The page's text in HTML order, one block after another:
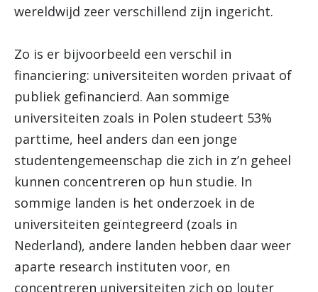
wereldwijd zeer verschillend zijn ingericht.
Zo is er bijvoorbeeld een verschil in
financiering: universiteiten worden privaat of
publiek gefinancierd. Aan sommige
universiteiten zoals in Polen studeert 53%
parttime, heel anders dan een jonge
studentengemeenschap die zich in z’n geheel
kunnen concentreren op hun studie. In
sommige landen is het onderzoek in de
universiteiten geïntegreerd (zoals in
Nederland), andere landen hebben daar weer
aparte research instituten voor, en
concentreren universiteiten zich op louter